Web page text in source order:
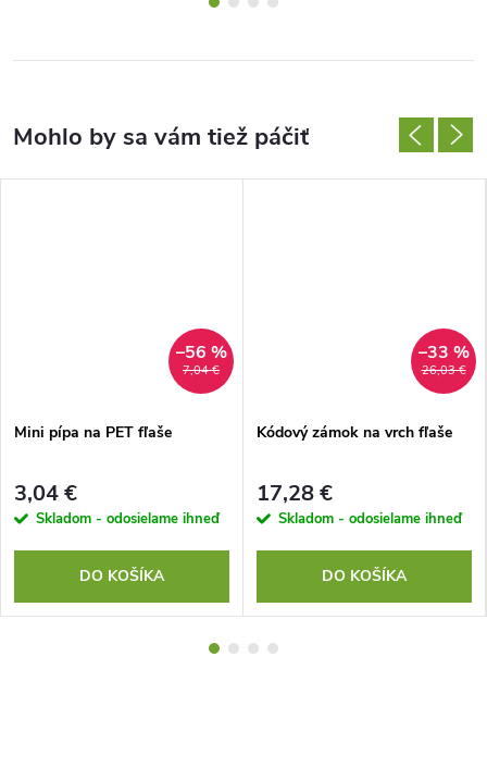
7,04 €
–56 %
Mini pípa na PET fľaše
3,04 €
Skladom - odosielame ihneď
DO KOŠÍKA
26,03 €
–33 %
Kódový zámok na vrch fľaše
17,28 €
Skladom - odosielame ihneď
DO KOŠÍKA